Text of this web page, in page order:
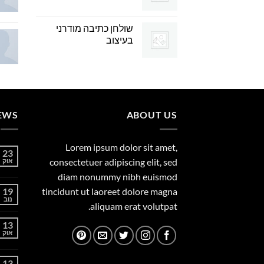
שולחן כתיבה מודרני
בעיצוב
ABOUT US
Lorem ipsum dolor sit amet,
consectetuer adipiscing elit, sed
diam nonummy nibh euismod
tincidunt ut laoreet dolore magna
aliquam erat volutpat.
23
אוק
19
נוב
13
אוק